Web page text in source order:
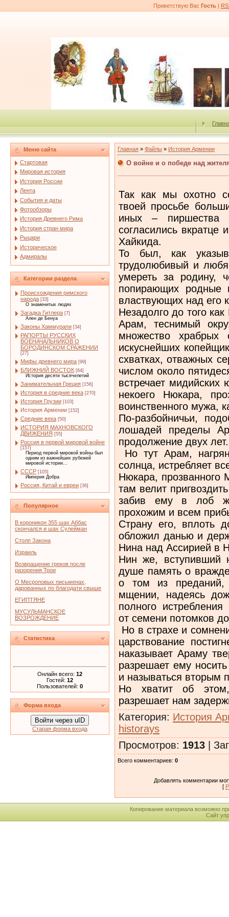
Приветствую Вас Гость |
Меню сайта
Стартовая
Мировая история
История России
Лента
События и даты
Фотообзоры
История Древнего Рима
История стран мира
Рыцари
Историческое
Адмиралы
Категории раздела
Происхождения римского
народа [33]
О знаменитых людях
Загадка Гитлера [7]
Ален де Бенуа
Законы Хаммурапи [34]
РАПОРТЫ РУССКИХ
ВОЕНАЧАЛЬНИКОВ О
БОРОДИНСКОМ СРАЖЕНИИ
[27]
Мифы древнего мира [99]
БЛИЖНИЙ ВОСТОК [64]
История десяти тысячелетий
Занимательная Греция [156]
История в средние века [270]
История Грузии [103]
История Армении [152]
Средние века [50]
ИСТОРИЯ МАХНОВСКОГО
ДВИЖЕНИЯ [55]
Россия в первой мировой войне
[157]
Период первой мировой войны был
одним из важнейших рубежей
мировой истории...
СССР [105]
Империя Добра
Россия, Китай и евреи [36]
Популярное
В короникон 355 шах Аббас
скончался и шах Сулейман
Столп Закона
Израиль
Возвращение греков после
разорения Трои
О Месроповых письменах,
дарованных по благодати свыше
ЕГИПТЯНЕ
МУСУЛЬМАНСКОЕ
ВОЗРОЖДЕНИЕ
Статистика
Онлайн всего: 12
Гостей: 12
Пользователей: 0
Форма входа
Войти через uID
Старая форма входа
Главная » Файлы » История Армении
О войне и о победе над
Так как мы охотно
твоей просьбе
иных – пиршества
согласились
Хайкида.
То был, как
трудолюбивый и
умереть за родину,
попирающих родные
властвующих над его
Незадолго до того
Арам, теснимый
множество храбрых
искуснейших
схватках, отважных
числом около
встречает
некоего Нюкара,
воинственного мужа,
По-разбойничьи,
лошадей пределы
продолжение двух лет.
Но тут Арам,
солнца, истребляет
Нюкара, прозванного
там велит
забив ему в лоб
прохожим и всем
Страну его, вплоть
обложил данью и
Нина над Ассирией в
Нин же, вступивший
душе память о
о том из
мщении, надеясь
полного
от семени потомков
Но в страхе и
царствование
наказывает Араму
разрешает ему
и называться вторым
Но хватит об
разрешает нам
Категория: История
historays
Просмотров: 1913 |
Всего комментариев: 0
Добавлять комментарии
[
Копирование материала возможно
Сайт